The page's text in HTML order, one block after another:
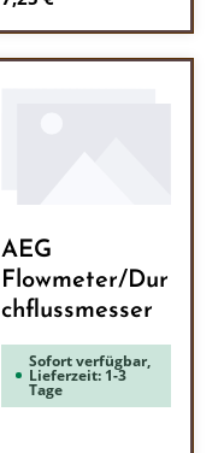
AEG
Flowmeter/Dur
chflussmesser
Sofort verfügbar,
Lieferzeit: 1-3
Tage